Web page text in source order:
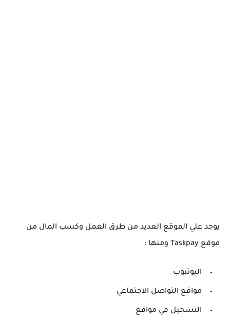
يوجد علي الموقع العديد من طرق العمل وكسب المال من
موقع Taskpay ومنها :
اليوتبوب
مواقع التواصل الاجتماعي
التسجيل في مواقع